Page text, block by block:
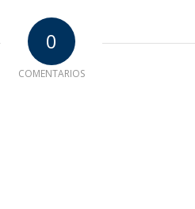
0
COMENTARIOS